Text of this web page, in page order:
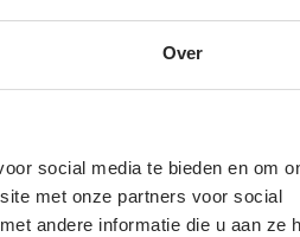
Over
social media te bieden en om
met onze partners voor social
andere informatie die u aan ze
zoals Junior 4. Deze systemen
snelle montage
verwerkt
vanaf 15 mm dik